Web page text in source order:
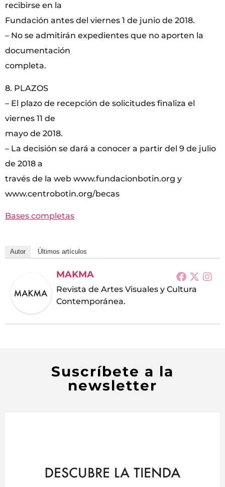
recibirse en la
Fundación antes del viernes 1 de junio de 2018.
– No se admitirán expedientes que no aporten la
documentación
completa.
8. PLAZOS
– El plazo de recepción de solicitudes finaliza el
viernes 11 de
mayo de 2018.
– La decisión se dará a conocer a partir del 9 de julio
de 2018 a
través de la web www.fundacionbotin.org y
www.centrobotin.org/becas
Bases completas
Autor Últimos artículos
MAKMA
Revista de Artes Visuales y Cultura
Contemporánea.
Suscríbete a la
newsletter